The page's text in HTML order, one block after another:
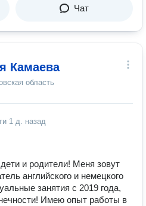
Чат
Камаева
область
1 д. назад
и родители! Меня зовут
английского и немецкого
занятия с 2019 года,
Имею опыт работы в